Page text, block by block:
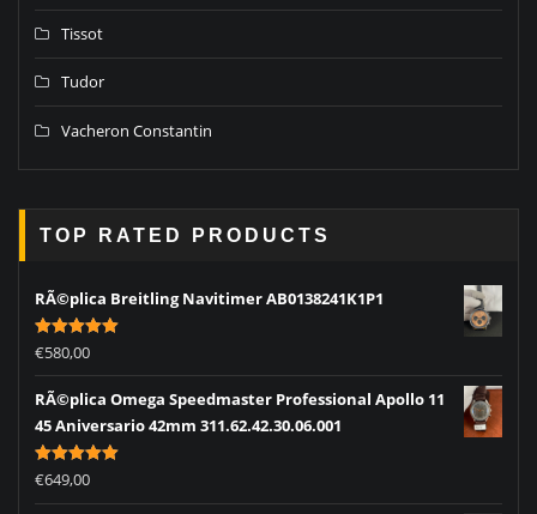
Tissot
Tudor
Vacheron Constantin
TOP RATED PRODUCTS
RÃ©plica Breitling Navitimer AB0138241K1P1
Rated5.00
out of 5
€580,00
RÃ©plica Omega Speedmaster Professional Apollo 11
45 Aniversario 42mm 311.62.42.30.06.001
Rated5.00
out of 5
€649,00